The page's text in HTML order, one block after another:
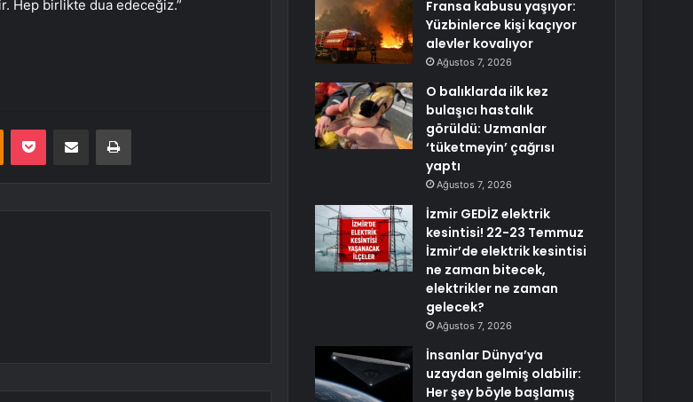
Hep birlikte dua edeceğiz.”
Odnoklassniki
Pocket E-Posta ile paylaş Yazdır
Fransa kabusu yaşıyor:
Yüzbinlerce kişi kaçıyor
alevler kovalıyor
Ağustos 7, 2026
O balıklarda ilk kez
bulaşıcı hastalık
görüldü: Uzmanlar
‘tüketmeyin’ çağrısı
yaptı
Ağustos 7, 2026
İzmir GEDİZ elektrik
kesintisi! 22-23 Temmuz
İzmir’de elektrik kesintisi
ne zaman bitecek,
elektrikler ne zaman
gelecek?
Ağustos 7, 2026
İnsanlar Dünya’ya
uzaydan gelmiş olabilir:
Her şey böyle başlamış